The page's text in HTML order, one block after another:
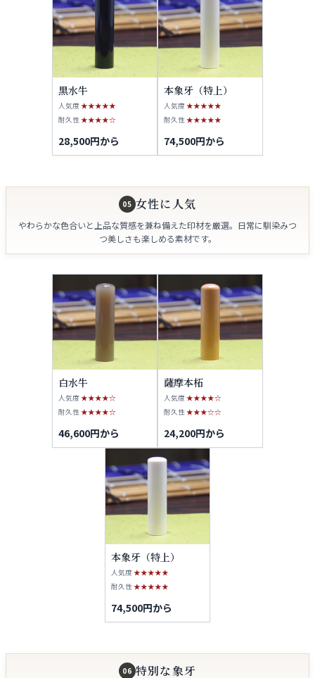
黒水牛
人気度★★★★★
耐久性 ★★★★☆
28,500円から
本象牙（特上）
人気度★★★★★
耐久性 ★★★★★
74,500円から
05 女性に人気
やわらかな色合いと上品な質感を兼ね備えた印材を厳選。日常に馴染みつ
つ美しさも楽しめる素材です。
白水牛
人気度★★★★☆
耐久性★★★★☆
46,600円から
薩摩本柘
人気度★★★★☆
耐久性★★★☆☆
24,200円から
本象牙（特上）
人気度★★★★★
耐久性★★★★★
74,500円から
06 特別な象牙